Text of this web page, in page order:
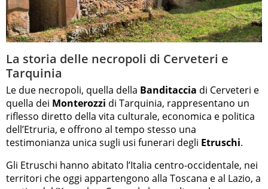
La storia delle necropoli di Cerveteri e
Tarquinia
Le due necropoli, quella della Banditaccia di Cerveteri e
quella dei Monterozzi di Tarquinia, rappresentano un
riflesso diretto della vita culturale, economica e politica
dell’Etruria, e offrono al tempo stesso una
testimonianza unica sugli usi funerari degli Etruschi.
Gli Etruschi hanno abitato l’Italia centro-occidentale, nei
territori che oggi appartengono alla Toscana e al Lazio, a